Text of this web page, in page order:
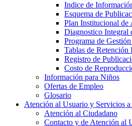
Indice de
Esquema de
Plan Institucional
Diagnostico Integral
Programa de
Tablas de Retención
Registro de
Costo de
Información para Niños
Ofertas de Empleo
Glosario
Atención al Usuario y Servicios
Atención al Ciudadano
Contacto y de Atención al